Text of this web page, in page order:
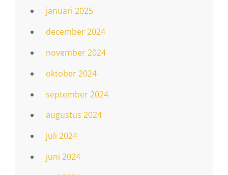
januari 2025
december 2024
november 2024
oktober 2024
september 2024
augustus 2024
juli 2024
juni 2024